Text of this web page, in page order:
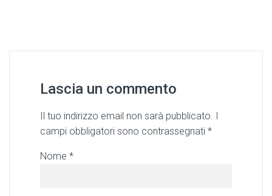
Lascia un commento
Il tuo indirizzo email non sarà pubblicato.
campi obbligatori sono contrassegnati *
Nome *